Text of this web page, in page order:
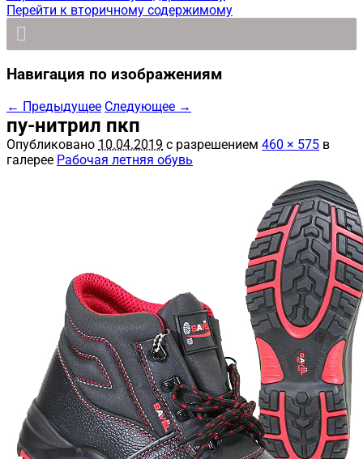
Перейти к вторичному содержимому
Навигация по изображениям
← Предыдущее Следующее →
пу-нитрил пкп
Опубликовано 10.04.2019 с разрешением 460 × 575 в
галерее Рабочая летняя обувь